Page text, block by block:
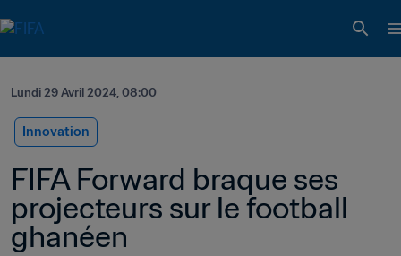
Lundi 29 Avril 2024, 08:00
Innovation
FIFA Forward braque ses
projecteurs sur le football
ghanéen